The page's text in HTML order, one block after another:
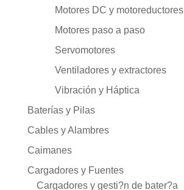
Motores DC y motoreductores
Motores paso a paso
Servomotores
Ventiladores y extractores
Vibración y Háptica
Baterías y Pilas
Cables y Alambres
Caimanes
Cargadores y Fuentes
Cargadores y gesti?n de bater?a